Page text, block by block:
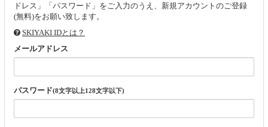
ドレス」「パスワード」をご入力のうえ、新規アカウントのご登録
(無料)をお願い致します。
SKIYAKI IDとは？
メールアドレス
パスワード(8文字以上128文字以下)